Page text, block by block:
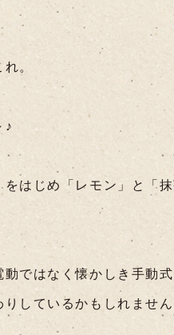
。
♪
はじめ「レモン」と「抹
動ではなく懐かしき手動
しているかもしれませ